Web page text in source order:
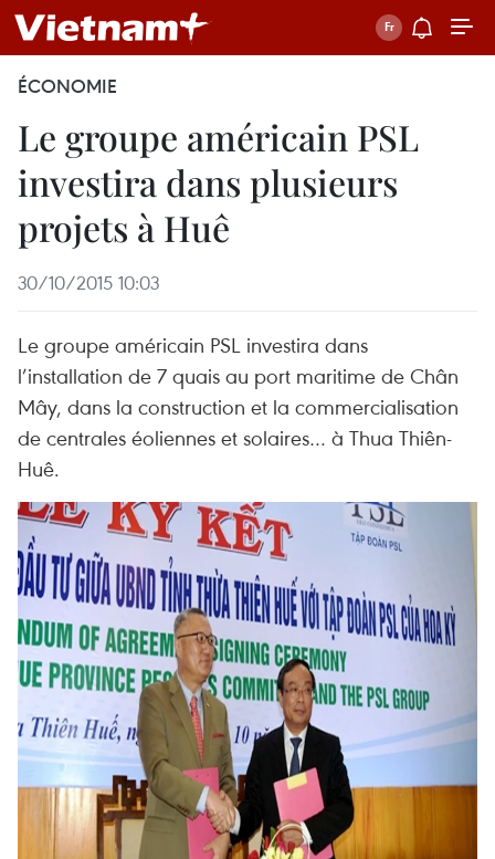
ÉCONOMIE
Le groupe américain PSL
investira dans plusieurs
projets à Huê
30/10/2015 10:03
Le groupe américain PSL investira dans
l’installation de 7 quais au port maritime de Chân
Mây, dans la construction et la commercialisation
de centrales éoliennes et solaires… à Thua Thiên-
Huê.